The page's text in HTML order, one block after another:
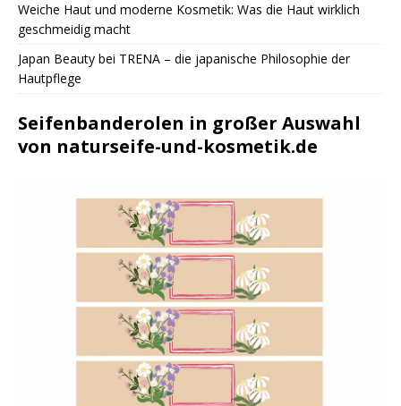
Weiche Haut und moderne Kosmetik: Was die Haut wirklich
geschmeidig macht
Japan Beauty bei TRENA – die japanische Philosophie der
Hautpflege
Seifenbanderolen in großer Auswahl
von naturseife-und-kosmetik.de